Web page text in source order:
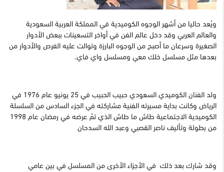
ويُعد حاليا من أشهر الوجوه الكوميدية في المملكة العربية السعودية
والعالم العربي وقد دخل عالم الفن في أواخر التسعينات ببعض الأدوار
الصغيرة وسرعان ما أصبح من الوجوه البارزة وتوالت عليه الفرص والأدوار من
بعدها مثل مسلسل خلك معي ومسلسل واي فاي.
ولد الفنان الكوميدي السعودي حبيب الحبيب في 25 يونيو عام 1976 في
الرياض وكانت بداية مسيرته الفنية مشاركته في الجزء السادس من السلسلة
الكوميدية الاجتماعية طاش ما طاش الذي تمّ عرضه في رمضان عام 1998
من بطولة وتأليف ناصر القصبي وعبد الله السدحان
وقد شارك بعد ذلك في الأجزاء الأخرى من المسلسل في بين عامي